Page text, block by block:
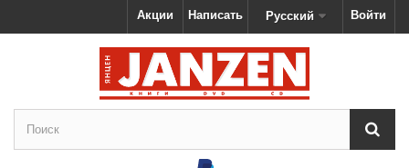
Войти
Русский
Написать
Акции